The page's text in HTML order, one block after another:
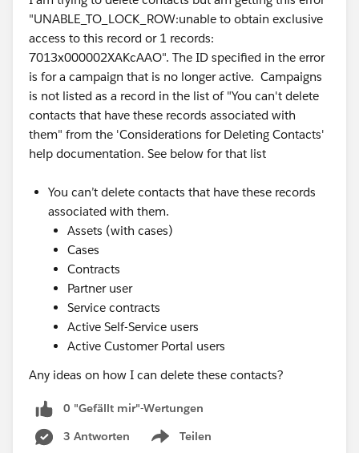
"UNABLE_TO_LOCK_ROW:unable to obtain exclusive
access to this record or 1 records:
7013x000002XAKcAAO". The ID specified in the error
is for a campaign that is no longer active. Campaigns
is not listed as a record in the list of "You can't delete
contacts that have these records associated with
them" from the 'Considerations for Deleting Contacts'
help documentation. See below for that list
You can’t delete contacts that have these records
associated with them.
Assets (with cases)
Cases
Contracts
Partner user
Service contracts
Active Self-Service users
Active Customer Portal users
Any ideas on how I can delete these contacts?
0 "Gefällt mir"-Wertungen
3 Antworten
Teilen
Show menu